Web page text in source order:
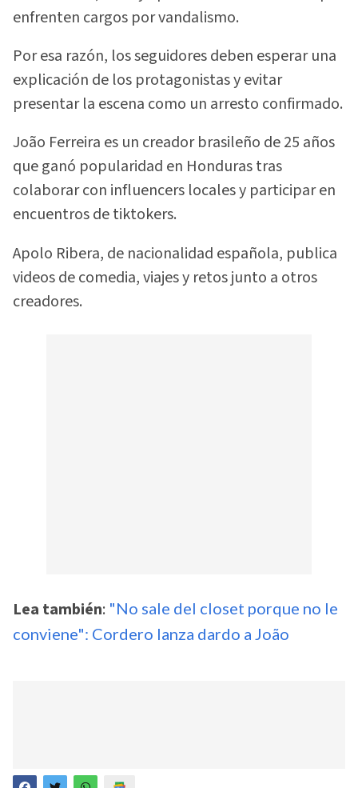
enfrenten cargos por vandalismo.
Por esa razón, los seguidores deben esperar una
explicación de los protagonistas y evitar
presentar la escena como un arresto confirmado.
João Ferreira es un creador brasileño de 25 años
que ganó popularidad en Honduras tras
colaborar con influencers locales y participar en
encuentros de tiktokers.
Apolo Ribera, de nacionalidad española, publica
videos de comedia, viajes y retos junto a otros
creadores.
Lea también: "No sale del closet porque no le
conviene": Cordero lanza dardo a João